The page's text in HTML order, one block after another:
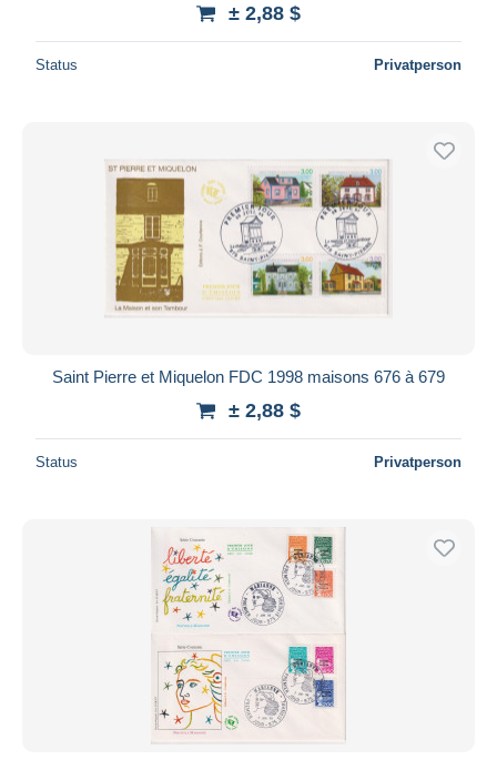
± 2,88 $
Status Privatperson
Saint Pierre et Miquelon FDC 1998 maisons 676 à 679
± 2,88 $
Status Privatperson